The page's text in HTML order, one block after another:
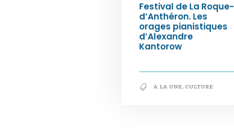
Festival de La Roque-
d’Anthéron. Les
orages pianistiques
d’Alexandre
Kantorow
A LA UNE, CULTURE